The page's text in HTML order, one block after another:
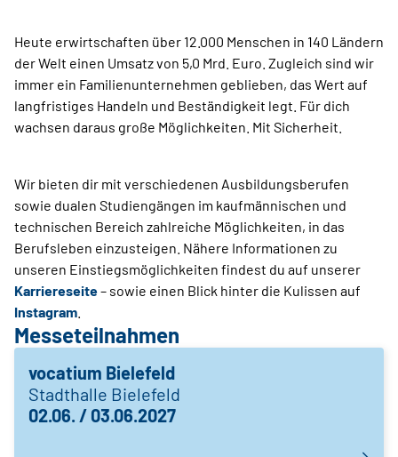
Heute erwirtschaften über 12.000 Menschen in 140 Ländern
der Welt einen Umsatz von 5,0 Mrd. Euro. Zugleich sind wir
immer ein Familienunternehmen geblieben, das Wert auf
langfristiges Handeln und Beständigkeit legt. Für dich
wachsen daraus große Möglichkeiten. Mit Sicherheit.
Wir bieten dir mit verschiedenen Ausbildungsberufen
sowie dualen Studiengängen im kaufmännischen und
technischen Bereich zahlreiche Möglichkeiten, in das
Berufsleben einzusteigen. Nähere Informationen zu
unseren Einstiegsmöglichkeiten findest du auf unserer
Karriereseite– sowie einen Blick hinter die Kulissen auf
Instagram
Messeteilnahmen
vocatium Bielefeld
Stadthalle Bielefeld
02.06. / 03.06.2027